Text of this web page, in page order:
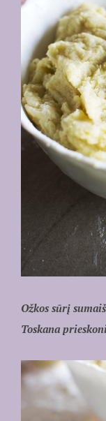
Ožkos sūrį
Toskana